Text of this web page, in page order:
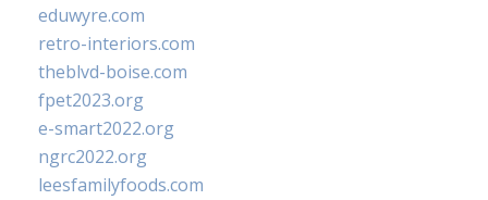
eduwyre.com
retro-interiors.com
theblvd-boise.com
fpet2023.org
e-smart2022.org
ngrc2022.org
leesfamilyfoods.com